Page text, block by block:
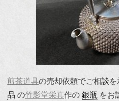
煎茶道具の売却依頼でご相談
品 の竹影堂栄真作の 銀瓶 をお